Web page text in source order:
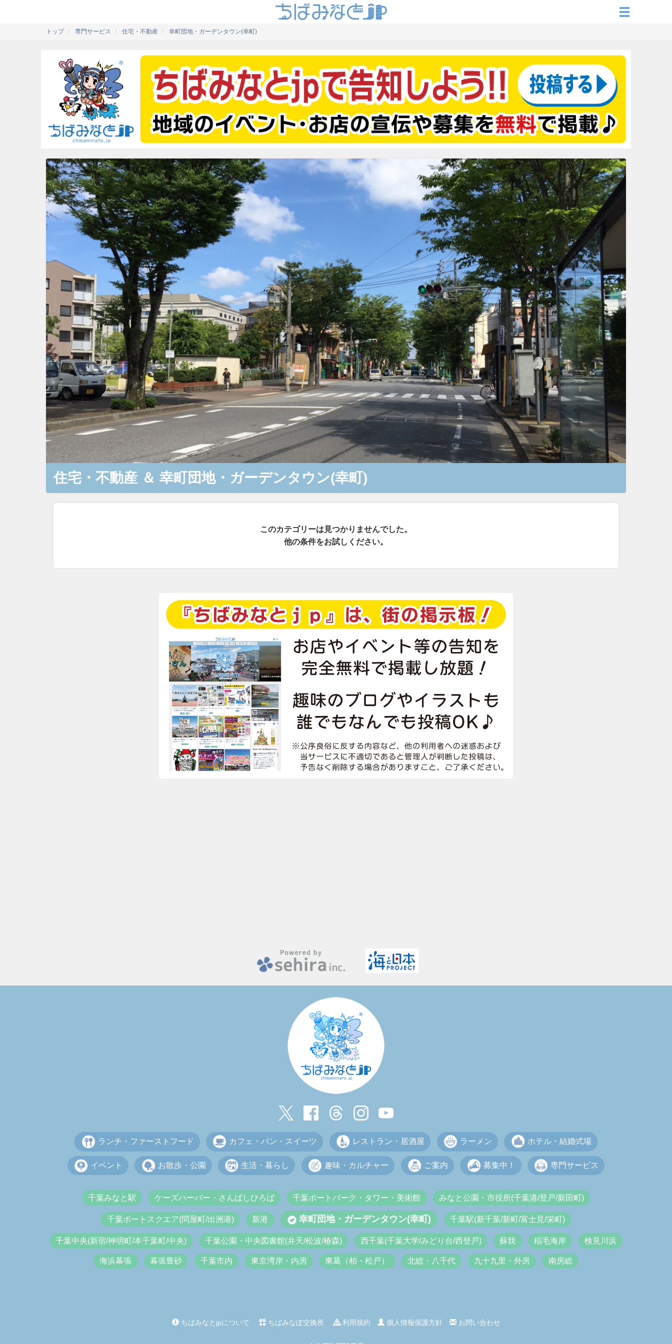
トップ 専門サービス 住宅・不動産 幸町団地・ガーデンタウン(幸町)
住宅・不動産 ＆ 幸町団地・ガーデンタウン(幸町)
このカテゴリーは見つかりませんでした。
他の条件をお試しください。
ランチ・ファーストフード カフェ・パン・スイーツ レストラン・居酒屋 ラーメン ホテル・結婚式場
イベント お散歩・公園 生活・暮らし 趣味・カルチャー ご案内 募集中！ 専門サービス
千葉みなと駅 ケーズハーバー・さんばしひろば 千葉ポートパーク・タワー・美術館 みなと公園・市役所(千葉港/登戸/新田町)
千葉ポートスクエア(問屋町/出洲港) 新港 幸町団地・ガーデンタウン(幸町) 千葉駅(新千葉/新町/富士見/栄町)
千葉中央(新宿/神明町/本千葉町/中央) 千葉公園・中央図書館(弁天/松波/椿森) 西千葉(千葉大学/みどり台/西登戸) 蘇我 稲毛海岸 検見川浜
海浜幕張 幕張豊砂 千葉市内 東京湾岸・内房 東葛（柏・松戸） 北総・八千代 九十九里・外房 南房総
ちばみなとjpについて ちばみなぽ交換所 利用規約 個人情報保護方針 お問い合わせ